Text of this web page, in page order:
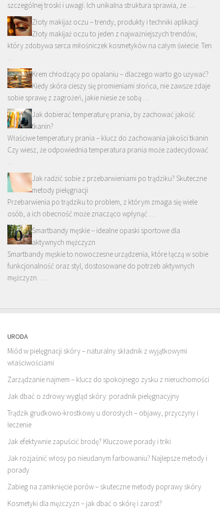
szczególnej troski i uwagi. Ich unikalna struktura sprawia, że …
Złoty makijaż oczu – trendy, produkty i techniki aplikacji
Złoty makijaż oczu to jeden z najważniejszych trendów,
który zdobywa serca miłośniczek kosmetyków na całym świecie. Ten
…
Krem chłodzący po opalaniu – dlaczego warto go używać?
Kiedy skóra cieszy się promieniami słońca, nie zawsze zdaje
sobie sprawę z zagrożeń, jakie niesie ze sobą …
Jak dobierać temperaturę prania, by zachować jakość
tkanin?
Właściwe temperatury prania – klucz do zachowania jakości tkanin
Czy wiesz, że odpowiednia temperatura prania może zadecydować
…
Jak radzić sobie z przebarwieniami po trądziku? Skuteczne
metody pielęgnacji
Przebarwienia po trądziku to problem, z którym zmaga się wiele
osób, a ich obecność może znacząco wpłynąć …
Smartbandy męskie – idealne opaski sportowe dla
aktywnych mężczyzn
Smartbandy męskie to nowoczesne urządzenia, które łączą w sobie
funkcjonalność oraz styl, dostosowane do potrzeb aktywnych
mężczyzn. …
URODA
Miód w pielęgnacji skóry – naturalny składnik z wyjątkowymi
właściwościami
Zarządzanie najmem – klucz do spokojnego zysku z nieruchomości
Jak dbać o zdrowy wygląd skóry: poradnik pielęgnacyjny
Trądzik grudkowo-krostkowy u dorosłych – objawy, przyczyny i
leczenie
Jak efektywnie zapuścić brodę? Kluczowe porady i triki
Jak rozjaśnić włosy po nieudanym farbowaniu? Najlepsze metody i
porady
Zabieg na zamknięcie porów – skuteczne metody poprawy skóry
Kosmetyki dla mężczyzn – jak dbać o skórę i zarost?